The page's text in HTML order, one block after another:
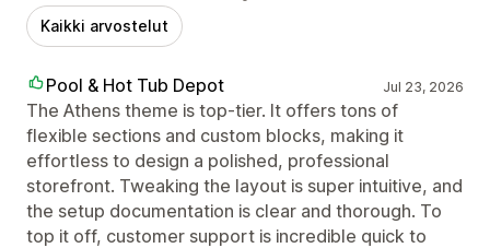
Kaikki arvostelut
Pool & Hot Tub Depot Jul 23, 2026
The Athens theme is top-tier. It offers tons of
flexible sections and custom blocks, making it
effortless to design a polished, professional
storefront. Tweaking the layout is super intuitive, and
the setup documentation is clear and thorough. To
top it off, customer support is incredible quick to